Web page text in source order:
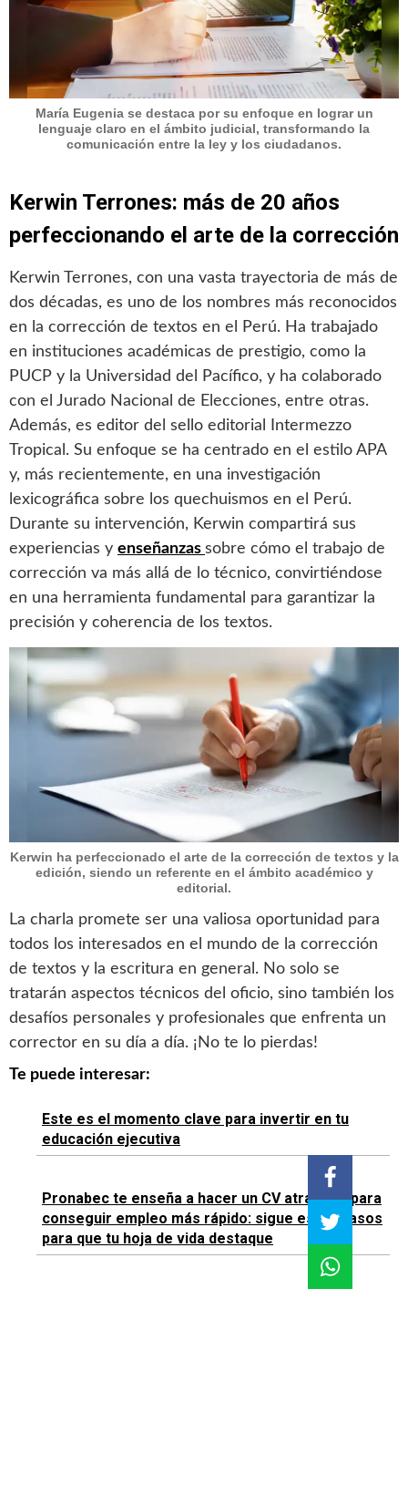
María Eugenia se destaca por su enfoque en lograr un
lenguaje claro en el ámbito judicial, transformando la
comunicación entre la ley y los ciudadanos.
Kerwin Terrones: más de 20 años
perfeccionando el arte de la corrección
Kerwin Terrones, con una vasta trayectoria de más de
dos décadas, es uno de los nombres más reconocidos
en la corrección de textos en el Perú. Ha trabajado
en instituciones académicas de prestigio, como la
PUCP y la Universidad del Pacífico, y ha colaborado
con el Jurado Nacional de Elecciones, entre otras.
Además, es editor del sello editorial Intermezzo
Tropical. Su enfoque se ha centrado en el estilo APA
y, más recientemente, en una investigación
lexicográfica sobre los quechuismos en el Perú.
Durante su intervención, Kerwin compartirá sus
experiencias y enseñanzas sobre cómo el trabajo de
corrección va más allá de lo técnico, convirtiéndose
en una herramienta fundamental para garantizar la
precisión y coherencia de los textos.
Kerwin ha perfeccionado el arte de la corrección de textos y la
edición, siendo un referente en el ámbito académico y
editorial.
La charla promete ser una valiosa oportunidad para
todos los interesados en el mundo de la corrección
de textos y la escritura en general. No solo se
tratarán aspectos técnicos del oficio, sino también los
desafíos personales y profesionales que enfrenta un
corrector en su día a día. ¡No te lo pierdas!
Te puede interesar:
Este es el momento clave para invertir en tu
educación ejecutiva
Pronabec te enseña a hacer un CV atractivo para
conseguir empleo más rápido: sigue estos pasos
para que tu hoja de vida destaque